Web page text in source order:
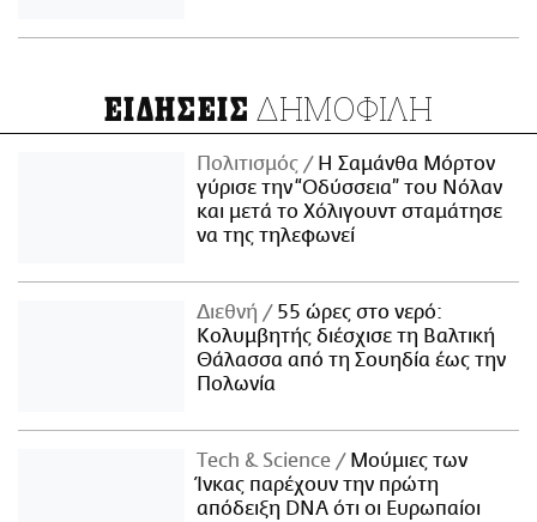
ΕΙΔΗΣΕΙΣ ΔΗΜΟΦΙΛΗ
Πολιτισμός
Η Σαμάνθα Μόρτον
γύρισε την “Οδύσσεια” του Νόλαν
και μετά το Χόλιγουντ σταμάτησε
να της τηλεφωνεί
Διεθνή
55 ώρες στο νερό:
Κολυμβητής διέσχισε τη Βαλτική
Θάλασσα από τη Σουηδία έως την
Πολωνία
Τech & Science
Μούμιες των
Ίνκας παρέχουν την πρώτη
απόδειξη DNA ότι οι Ευρωπαίοι